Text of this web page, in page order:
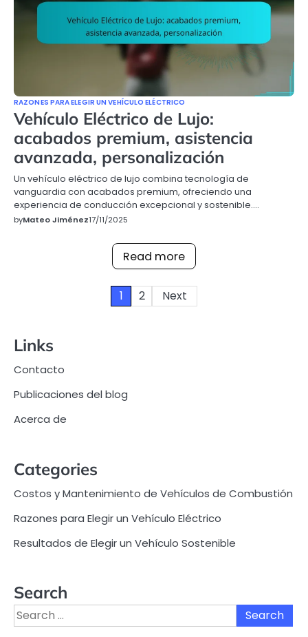
RAZONES PARA ELEGIR UN VEHÍCULO ELÉCTRICO
Vehículo Eléctrico de Lujo:
acabados premium, asistencia
avanzada, personalización
Un vehículo eléctrico de lujo combina tecnología de
vanguardia con acabados premium, ofreciendo una
experiencia de conducción excepcional y sostenible.…
byMateo Jiménez17/11/2025
Read more
1 2 Next
Links
Contacto
Publicaciones del blog
Acerca de
Categories
Costos y Mantenimiento de Vehículos de Combustión
Razones para Elegir un Vehículo Eléctrico
Resultados de Elegir un Vehículo Sostenible
Search
Search
for: